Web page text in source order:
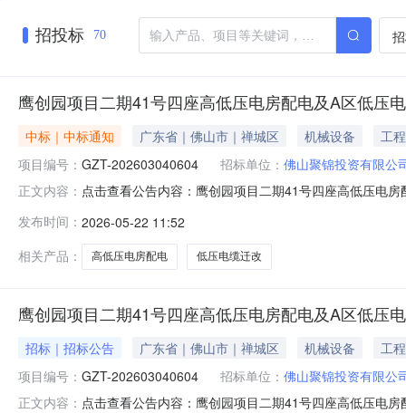
招投标 70
鹰创园项目二期41号四座高低压电房配电及A区低压
中标｜中标通知 广东省｜佛山市｜禅城区 机械设备
工程
项目编号： GZT-202603040604 招标单位： 佛山聚锦投资有限公
正文内容： 点击查看公告内容：鹰创园项目二期41号四座高低压电
发布时间： 2026-05-22 11:52
相关产品：
高低压电房配电 低压电缆迁改
鹰创园项目二期41号四座高低压电房配电及A区低压
招标｜招标公告 广东省｜佛山市｜禅城区 机械设备
工程
项目编号： GZT-202603040604 招标单位： 佛山聚锦投资有限公
正文内容： 点击查看公告内容：鹰创园项目二期41号四座高低压电